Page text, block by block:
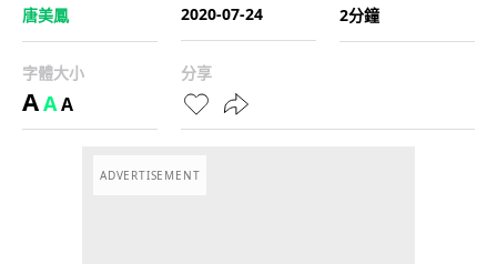
唐美鳳
2020-07-24
2分鐘
字體大小
AAA
分享
ADVERTISEMENT